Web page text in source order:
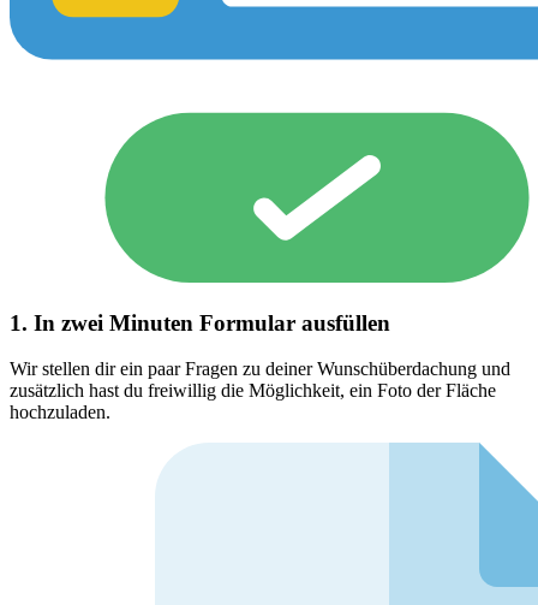
1. In zwei Minuten Formular ausfüllen
Wir stellen dir ein paar Fragen zu deiner Wunschüberdachung und
zusätzlich hast du freiwillig die Möglichkeit, ein Foto der Fläche
hochzuladen.